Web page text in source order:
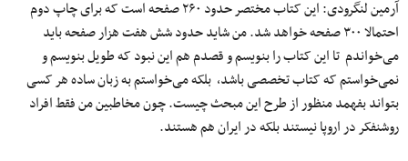
آرمین لنگرودی: این کتاب مختصر حدود ۲۶۰ صفحه است که برای چاپ دوم
احتمالا ۳۰۰ صفحه خواهد شد. من شاید حدود شش هفت هزار صفحه باید
می‌خواندم تا این کتاب را بنویسم و قصدم هم این نبود که طویل بنویسم و
نمی‌خواستم که کتاب تخصصی باشد، بلکه می‌خواستم به زبان ساده هر کسی
بتواند بفهمد منظور از طرح این مبحث چیست. چون مخاطبین من فقط افراد
روشنفکر در اروپا نیستند بلکه در ایران هم هستند.